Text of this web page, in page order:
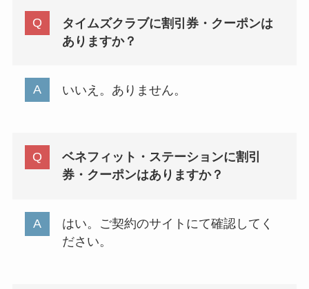
タイムズクラブに割引券・クーポンは
ありますか？
いいえ。ありません。
ベネフィット・ステーションに割引
券・クーポンはありますか？
はい。ご契約のサイトにて確認してく
ださい。